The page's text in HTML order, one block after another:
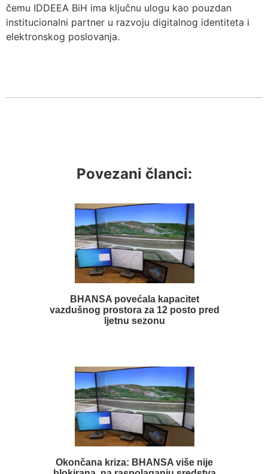
čemu IDDEEA BiH ima ključnu ulogu kao pouzdan
institucionalni partner u razvoju digitalnog identiteta i
elektronskog poslovanja.
Povezani članci:
BHANSA povećala kapacitet
vazdušnog prostora za 12 posto pred
ljetnu sezonu
Okončana kriza: BHANSA više nije